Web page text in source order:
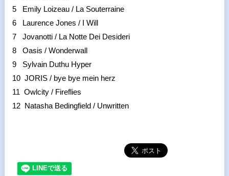
5 Emily Loizeau / La Souterraine
6 Laurence Jones / I Will
7 Jovanotti / La Notte Dei Desideri
8 Oasis / Wonderwall
9 Sylvain Duthu Hyper
10 JORIS / bye bye mein herz
11 Owlcity / Fireflies
12 Natasha Bedingfield / Unwritten